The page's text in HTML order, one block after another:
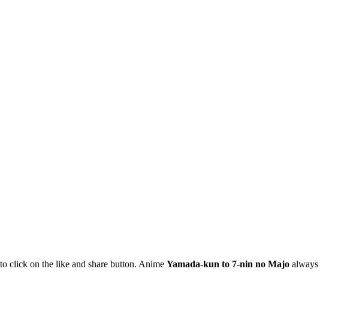
click on the like and share button. Anime Yamada-kun to 7-nin no Majo always